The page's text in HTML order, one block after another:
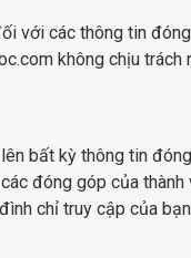
với các thông tin
không chịu
bất kỳ thông tin
đóng góp của
chỉ truy cập của